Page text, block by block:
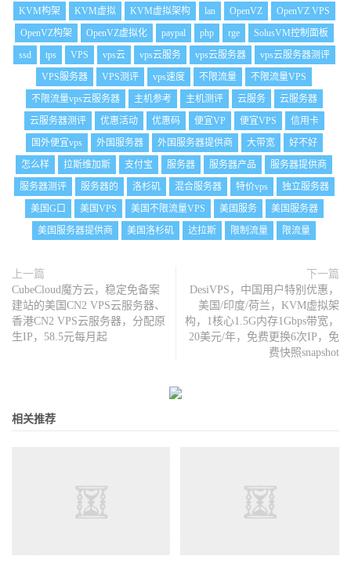
KVM构架
KVM虚拟 KVM虚拟架构 lan OpenVZ
OpenVZ VPS
OpenVZ构架
OpenVZ虚拟化 paypal php rge
SolusVM控制面板
ssd
tps VPS vps云 vps云服务 vps云服务器
vps云服务器测评
VPS服务器
VPS测评 vps速度 不限流量
不限流量VPS
不限流量vps云服务器
主机参考 主机测评 云服务
云服务器
云服务器测评
优惠活动 优惠码 便宜VP 便宜VPS
信用卡
国外便宜vps
外国服务器 外国服务器提供商 大带宽
好不好
怎么样
拉斯维加斯 支付宝 服务器 服务器产品
服务器提供商
服务器测评
服务器的 洛杉矶 混合服务器 特价vps
独立服务器
美国G口
美国VPS 美国不限流量VPS 美国服务
美国服务器
美国服务器提供商
美国洛杉矶 达拉斯 限制流量 限流量
上一篇
CubeCloud魔方云，稳定免备案
建站的美国CN2 VPS云服务器、
香港CN2 VPS云服务器，分配原
生IP，58.5元每月起
下一篇
DesiVPS，中国用户特别优惠，
美国/印度/荷兰，KVM虚拟架
构，1核心1.5G内存1Gbps带宽，
20美元/年，免费更换6次IP，免
费快照snapshot
相关推荐